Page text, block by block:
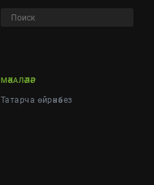
МӘКАЛӘЛӘР
Татарча өйрәнәбез